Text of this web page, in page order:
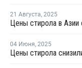
21 Августа, 2025
Цены стирола в Азии
04 Июня, 2025
Цены стирола